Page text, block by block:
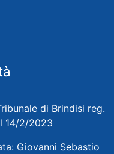
di Brindisi reg.
14/2/2023
Giovanni Sebastio